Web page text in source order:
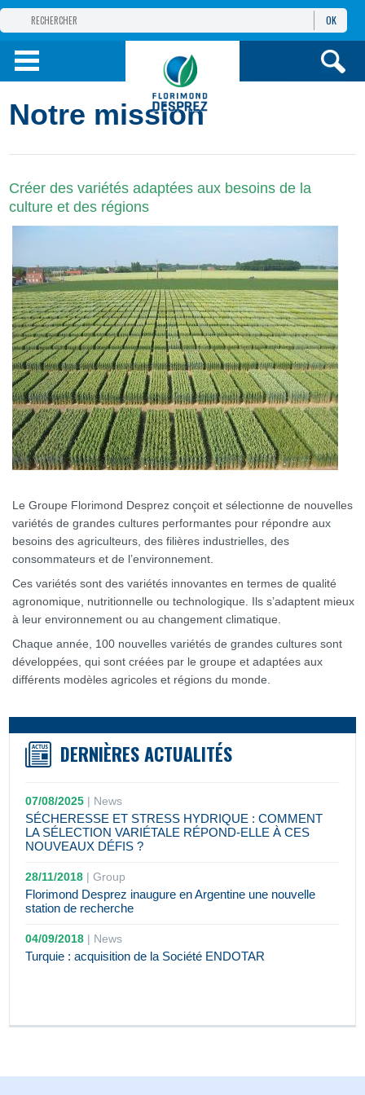
GROUPE
PRODUITS
OK
Notre mission
Créer des variétés adaptées aux besoins de la
culture et des régions
Le Groupe Florimond Desprez conçoit et sélectionne de nouvelles
variétés de grandes cultures performantes pour répondre aux
besoins des agriculteurs, des filières industrielles, des
consommateurs et de l’environnement.
Ces variétés sont des variétés innovantes en termes de qualité
agronomique, nutritionnelle ou technologique. Ils s’adaptent mieux
à leur environnement ou au changement climatique.
Chaque année, 100 nouvelles variétés de grandes cultures sont
développées, qui sont créées par le groupe et adaptées aux
différents modèles agricoles et régions du monde.
DERNIÈRES ACTUALITÉS
07/08/2025 | News
SÉCHERESSE ET STRESS HYDRIQUE : COMMENT
LA SÉLECTION VARIÉTALE RÉPOND-ELLE À CES
NOUVEAUX DÉFIS ?
28/11/2018 |Group
Florimond Desprez inaugure en Argentine une nouvelle
station de recherche
04/09/2018 | News
Turquie : acquisition de la Société ENDOTAR